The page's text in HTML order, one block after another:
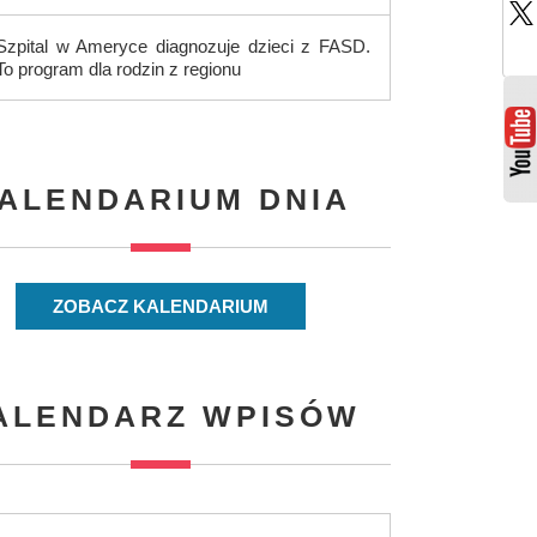
w Ameryce diagnozuje dzieci z FASD.
program dla rodzin z regionu
DNIA
ZOBACZ KALENDARIUM
WPISÓW